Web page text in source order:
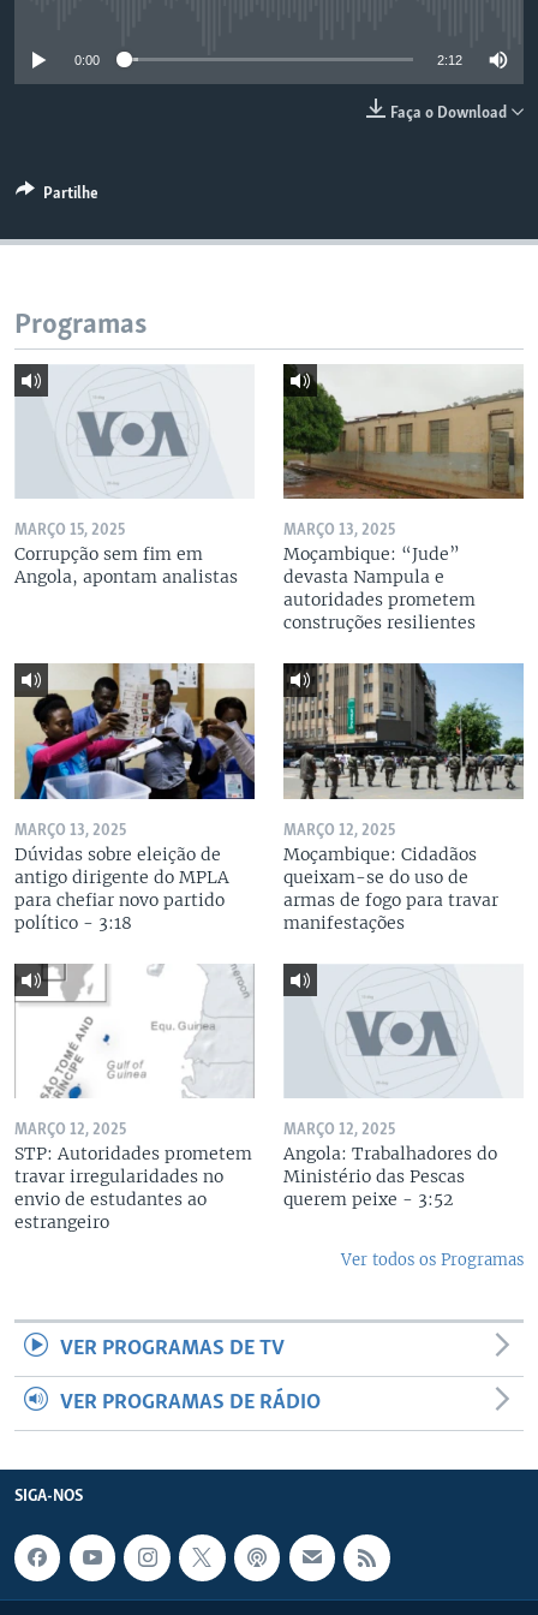
0:00 2:12
Faça o Download
Partilhe
Programas
MARÇO 15, 2025
Corrupção sem fim em
Angola, apontam analistas
MARÇO 13, 2025
Moçambique: “Jude”
devasta Nampula e
autoridades prometem
construções resilientes
MARÇO 13, 2025
Dúvidas sobre eleição de
antigo dirigente do MPLA
para chefiar novo partido
político - 3:18
MARÇO 12, 2025
Moçambique: Cidadãos
queixam-se do uso de
armas de fogo para travar
manifestações
MARÇO 12, 2025
STP: Autoridades prometem
travar irregularidades no
envio de estudantes ao
estrangeiro
MARÇO 12, 2025
Angola: Trabalhadores do
Ministério das Pescas
querem peixe - 3:52
Ver todos os Programas
VER PROGRAMAS DE TV
VER PROGRAMAS DE RÁDIO
SIGA-NOS